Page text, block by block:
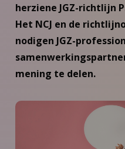
herziene JGZ-richtlijn
Het NCJ en de
nodigen JGZ-
mening te delen.